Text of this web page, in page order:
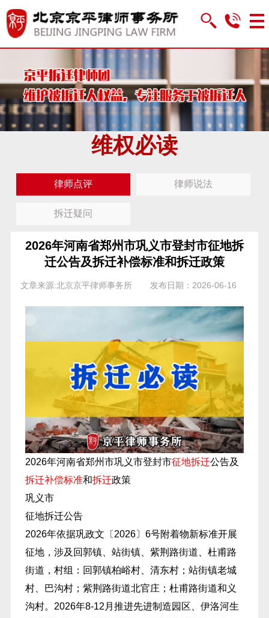
维权必读
律师点评 律师说法
拆迁疑问
2026年河南省郑州市巩义市登封市征地拆
迁公告及拆迁补偿标准和拆迁政策
文章来源:北京京平律师事务所 发布日期：2026-06-16
2026年河南省郑州市巩义市登封市征地拆迁公告及
拆迁补偿标准和拆迁政策
巩义市
征地拆迁公告
2026年依据巩政文〔2026〕6号附着物新标准开展
征地，涉及回郭镇、站街镇、紫荆路街道、杜甫路
街道，村组：回郭镇柏峪村、清东村；站街镇老城
村、巴沟村；紫荆路街道北官庄；杜甫路街道和义
沟村。2026年8-12月推进先进制造园区、伊洛河生